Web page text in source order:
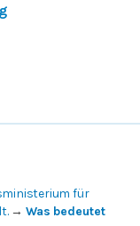
für
→ Was bedeutet